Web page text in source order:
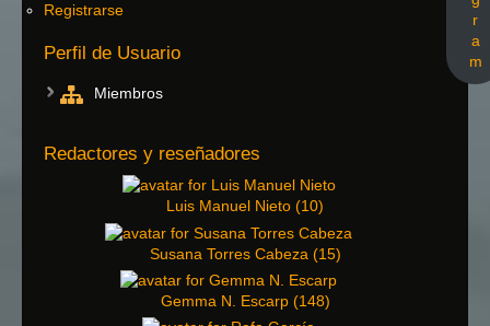
Registrarse
Perfil de Usuario
Miembros
r
a
m
Redactores y reseñadores
Luis Manuel Nieto (10)
Susana Torres Cabeza (15)
Gemma N. Escarp (148)